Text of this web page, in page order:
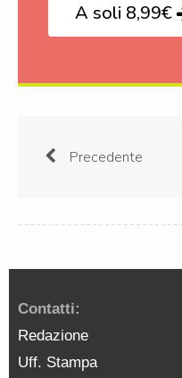
A soli 8,99€
Precedente
Contatti:
Redazione
Uff. Stampa